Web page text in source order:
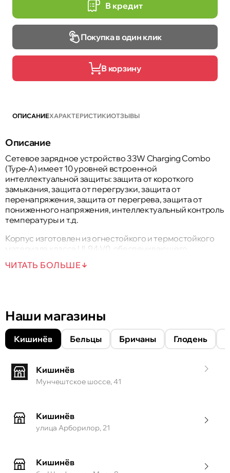
В кредит
Покупка в один клик
В корзину
ОПИСАНИЕХАРАКТЕРИСТИКИОТЗЫВЫ
Описание
Сетевое зарядное устройство 33W Charging Combo
(Type-A) имеет 10 уровней встроенной
интеллектуальной защиты: защита от короткого
замыкания, защита от перегрузки, защита от
перенапряжения, защита от перегрева, защита от
пониженного напряжения, интеллектуальный контроль
температуры и т.д.
Корпус изготовлен из огнестойкого и термостойкого
материала класса UL94-V0, обеспечивающего
ЧИТАТЬ БОЛЬШЕ
Наши магазины
Кишинёв Бельцы Бричаны Глодень
Кишинёв
Мунчештское шоссе, 41
Кишинёв
улица Арборилор, 21
Кишинёв